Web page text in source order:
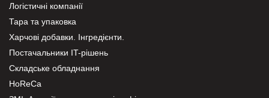
Логістичні компанії
Тара та упаковка
Харчові добавки. Інгредієнти.
Постачальники IT-рішень
Складське обладнання
HoReCa